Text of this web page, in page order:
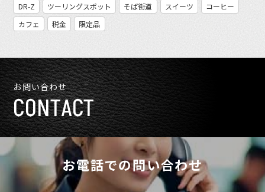
DR-Z
ツーリングスポット そば街道 スイーツ
コーヒー
カフェ
税金 限定品
お問い合わせ
CONTACT
お電話での問い合わせ